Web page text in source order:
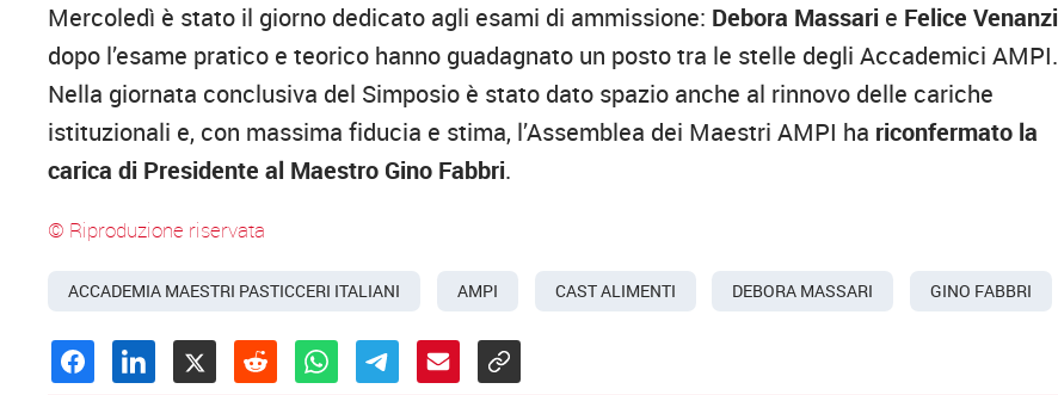
Mercoledì è stato il giorno dedicato agli esami di ammissione: Debora Massari e Felice Venanzi
dopo l’esame pratico e teorico hanno guadagnato un posto tra le stelle degli Accademici AMPI.
Nella giornata conclusiva del Simposio è stato dato spazio anche al rinnovo delle cariche
istituzionali e, con massima fiducia e stima, l’Assemblea dei Maestri AMPI ha riconfermato la
carica di Presidente al Maestro Gino Fabbri.
© Riproduzione riservata
ACCADEMIA MAESTRI PASTICCERI ITALIANI AMPI CAST ALIMENTI DEBORA MASSARI GINO FABBRI